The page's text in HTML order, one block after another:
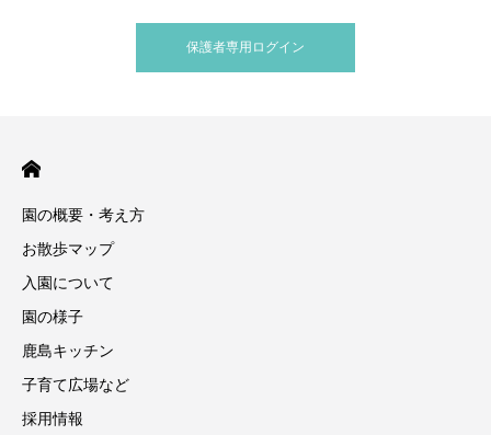
保護者専用ログイン
園の概要・考え方
お散歩マップ
入園について
園の様子
鹿島キッチン
子育て広場など
採用情報